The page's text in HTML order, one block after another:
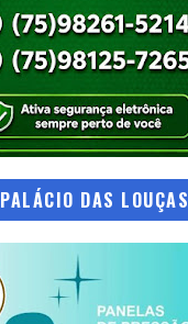
PALÁCIO DAS LOUÇAS